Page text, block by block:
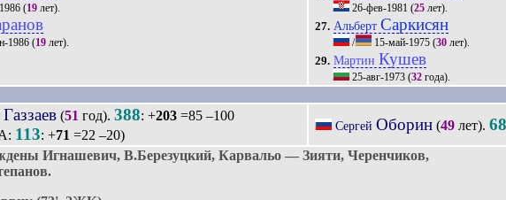
(19 лет).
1986 (19 лет).
26-фев-1981 (25 лет).
27. АльбертСаркисян
/ 15-май-1975 (30 лет).
29. Мартин Кушев
25-авг-1973 (32 года).
Газзаев (51 год).388: +203 =85 –100
113: +71 =22 –20)
СергейОборин (49 лет).68
Игнашевич, В.Березуцкий, Карвальо — Зияти, Черенчиков,